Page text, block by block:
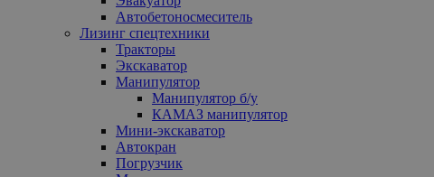
Автобетоносмеситель
Лизинг спецтехники
Тракторы
Экскаватор
Манипулятор
Манипулятор б/у
КАМАЗ манипулятор
Мини-экскаватор
Автокран
Погрузчик